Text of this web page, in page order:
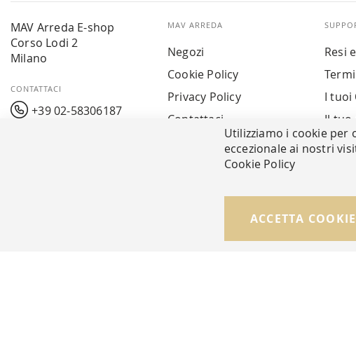
MAV Arreda E-shop
Corso Lodi 2
Milano
CONTATTACI
+39 02-58306187
MAV ARREDA
Negozi
Cookie Policy
Privacy Policy
Contattaci
Resi
I tuoi
Il tuo
© Copyright MAV Arreda s.r.l. | P.IVA IT05919160969
Utilizziamo i cookie per
eccezionale ai nostri
Cookie Policy
ACCETTA COOKIE